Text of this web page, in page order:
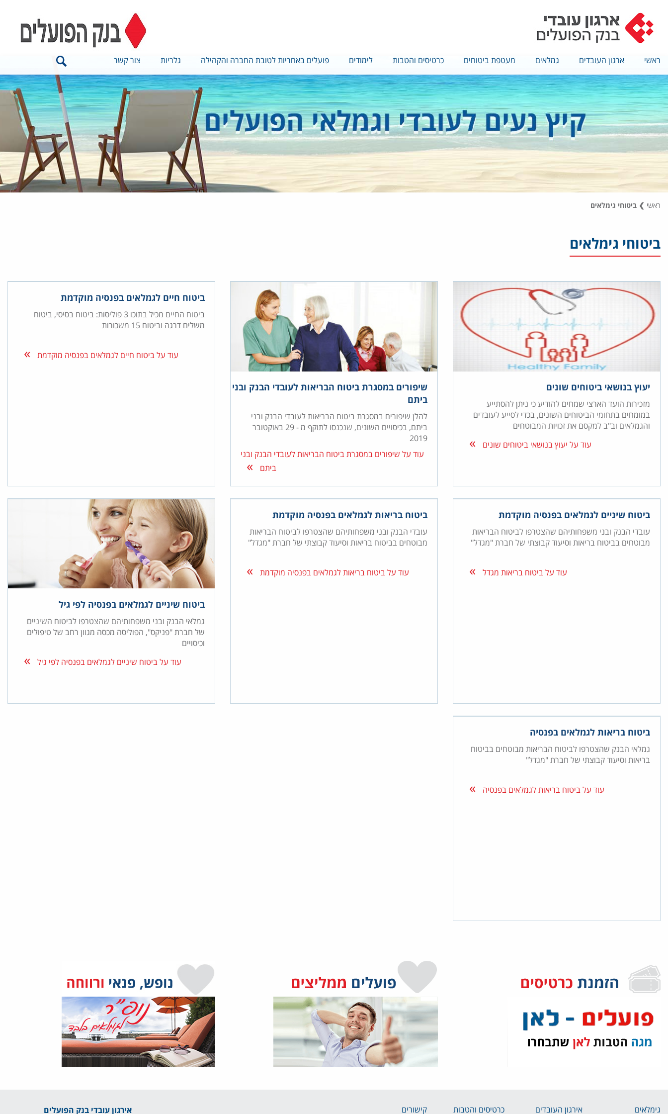
ראשי ארגון העובדים גמלאים מעטפת ביטוחים כרטיסים והטבות לימודים פועלים באחריות לטובת החברה והקהילה גלריות צור קשר
ראשי ❯ ביטוחי גימלאים
ביטוחי גימלאים
יעוץ בנושאי ביטוחים שונים
מזכירות הועד הארצי שמחים להודיע כי ניתן להסתייע
במומחים בתחומי הביטוחים השונים, בכדי לסייע לעובדים
והגמלאים וב"ב למקסם את זכויות המבוטחים
עוד על יעוץ בנושאי ביטוחים שונים
שיפורים במסגרת ביטוח הבריאות לעובדי הבנק ובני
ביתם
להלן שיפורים במסגרת ביטוח הבריאות לעובדי הבנק ובני
ביתם, בכיסויים השונים, שנכנסו לתוקף מ - 29 באוקטובר
2019
עוד על שיפורים במסגרת ביטוח הבריאות לעובדי הבנק ובני
ביתם
ביטוח חיים לגמלאים בפנסיה מוקדמת
ביטוח החיים מכיל בתוכו 3 פוליסות: ביטוח בסיסי, ביטוח
משלים דרגה וביטוח 15 משכורות
עוד על ביטוח חיים לגמלאים בפנסיה מוקדמת
ביטוח שיניים לגמלאים בפנסיה מוקדמת
עובדי הבנק ובני משפחותיהם שהצטרפו לביטוח הבריאות
מבוטחים בביטוח בריאות וסיעוד קבוצתי של חברת "מגדל"
עוד על ביטוח בריאות מגדל
ביטוח בריאות לגמלאים בפנסיה מוקדמת
עובדי הבנק ובני משפחותיהם שהצטרפו לביטוח הבריאות
מבוטחים בביטוח בריאות וסיעוד קבוצתי של חברת "מגדל"
עוד על ביטוח בריאות לגמלאים בפנסיה מוקדמת
ביטוח שיניים לגמלאים בפנסיה לפי גיל
גמלאי הבנק ובני משפחותיהם שהצטרפו לביטוח השיניים
של חברת "פניקס", הפוליסה מכסה מגוון רחב של טיפולים
וכיסויים
עוד על ביטוח שיניים לגמלאים בפנסיה לפי גיל
ביטוח בריאות לגמלאים בפנסיה
גמלאי הבנק שהצטרפו לביטוח הבריאות מבוטחים בביטוח
בריאות וסיעוד קבוצתי של חברת "מגדל"
עוד על ביטוח בריאות לגמלאים בפנסיה
גימלאים אירגון העובדים כרטיסים והטבות קישורים אירגון עובדי בנק הפועלים